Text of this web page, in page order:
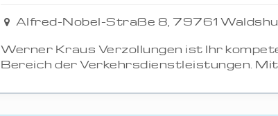
Alfred-Nobel-Straße 8, 79761
Werner Kraus Verzollungen ist Ihr
Bereich der Verkehrsdienstleistungen. Mit